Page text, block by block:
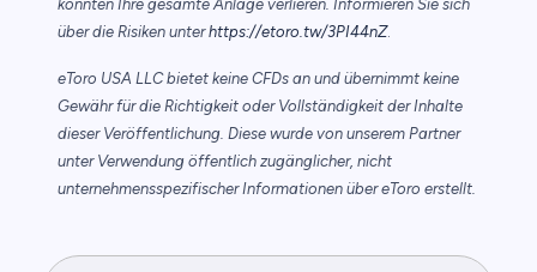
könnten Ihre gesamte Anlage verlieren. Informieren Sie sich
über die Risiken unter https://etoro.tw/3PI44nZ.
eToro USA LLC bietet keine CFDs an und übernimmt keine
Gewähr für die Richtigkeit oder Vollständigkeit der Inhalte
dieser Veröffentlichung. Diese wurde von unserem Partner
unter Verwendung öffentlich zugänglicher, nicht
unternehmensspezifischer Informationen über eToro erstellt.